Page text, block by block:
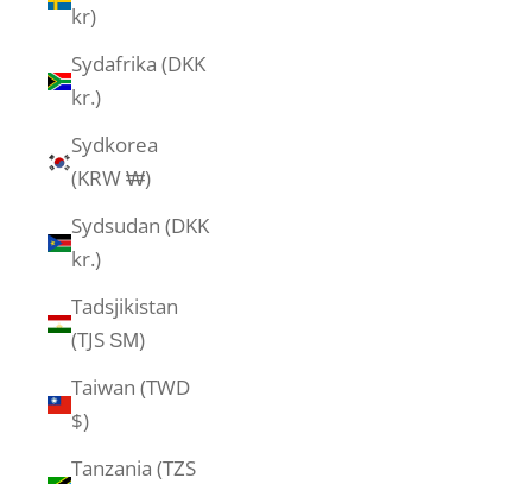
kr)
Sydafrika (DKK
kr.)
Sydkorea
(KRW ₩)
Sydsudan (DKK
kr.)
Tadsjikistan
(TJS ЅМ)
Taiwan (TWD
$)
Tanzania (TZS